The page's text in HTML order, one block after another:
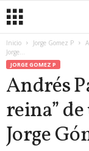
Inicio Jorge Gomez P
Jorge...
JORGE GOMEZ P
Andrés
reina”
Jorge